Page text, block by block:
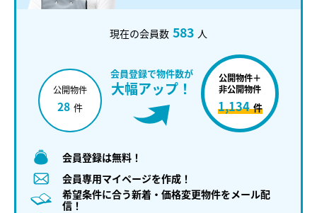
現在の会員数 583 人
会員登録で物件数が
大幅アップ！
公開物件
28 件
公開物件＋
非公開物件
1,134 件
会員登録は無料！
会員専用マイページを作成！
希望条件に合う新着・価格変更物件をメール配
信！